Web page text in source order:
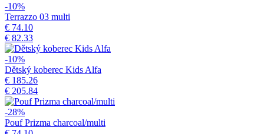
-10%
Terrazzo 03 multi
€ 74.10
€ 82.33
-10%
Dětský koberec Kids Alfa
€ 185.26
€ 205.84
-28%
Pouf Prizma charcoal/multi